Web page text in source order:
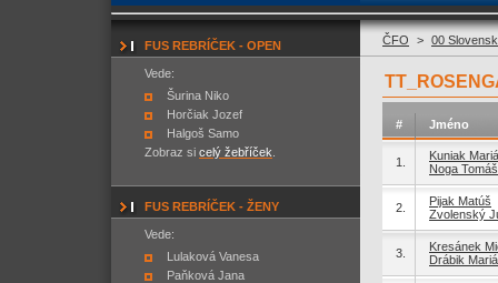
FUS REBRÍČEK - OPEN
Vede:
Šurina Niko
Horčiak Jozef
Halgoš Samo
Zobraz si celý žebříček
FUS REBRÍČEK - ŽENY
Vede:
Lulaková Vanesa
Paňková Jana
ČFO > 00
# Jméno
1.
Kuniak
Noga Tomáš
2.
Pijak Matúš
Zvolenský
3.
Kresánek
Drábik